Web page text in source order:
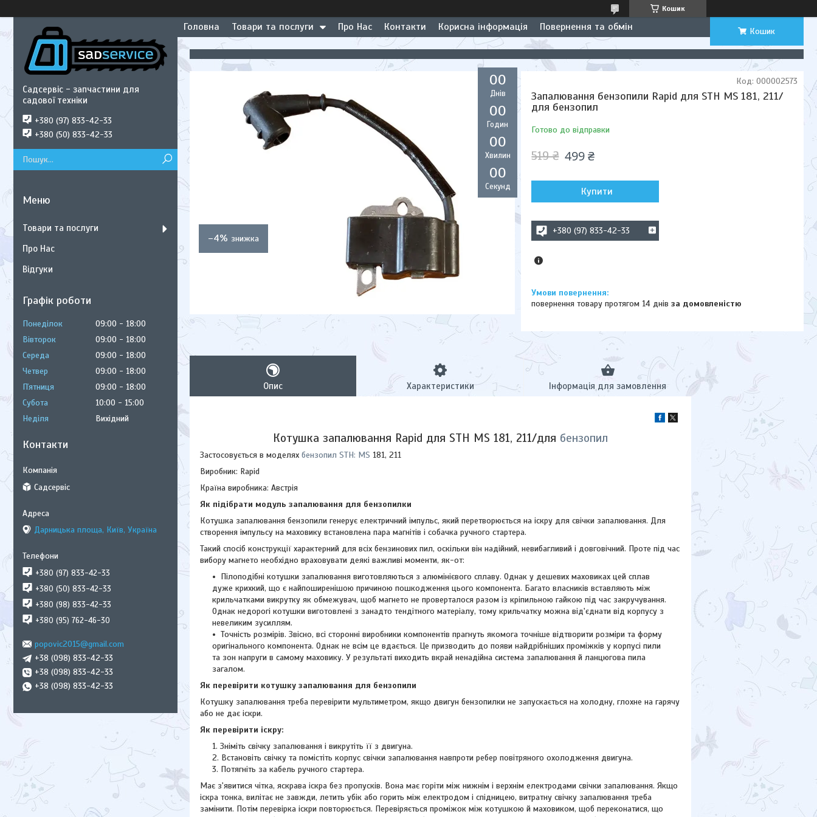
Кошик
Головна Товари та послуги Про Нас Контакти Корисна інформація Повернення та обмін Кошик
00
Днів
00
Годин
00
Хвилин
00
Секунд
–4%
Запалювання бензопили Rapid для STH MS 181, 211/
для бензопил
Готово до відправки
Код: 000002573
519 ₴ 499 ₴
Купити
+380 (97) 833-42-33
повернення товару протягом 14 днівза домовленістю
Опис Характеристики Інформація для замовлення
Котушка запалювання Rapid для STH MS 181, 211/для бензопил
Застосовується в моделях бензопил STH: MS 181, 211
Виробник: Rapid
Країна виробника: Австрія
Як підібрати модуль запалювання для бензопилки
Котушка запалювання бензопили генерує електричний імпульс, який перетворюється на іскру для свічки запалювання. Для
створення імпульсу на маховику встановлена пара магнітів і собачка ручного стартера.
Такий спосіб конструкції характерний для всіх бензинових пил, оскільки він надійний, невибагливий і довговічний. Проте під час
вибору магнето необхідно враховувати деякі важливі моменти, як-от:
Пілоподібні котушки запалювання виготовляються з алюмінієвого сплаву. Однак у дешевих маховиках цей сплав
дуже крихкий, що є найпоширенішою причиною пошкодження цього компонента. Багато власників вставляють між
крильчатками викрутку як обмежувач, щоб магнето не проверталося разом із кріпильною гайкою під час закручування.
Однак недорогі котушки виготовлені з занадто тендітного матеріалу, тому крильчатку можна від'єднати від корпусу з
невеликим зусиллям.
Точність розмірів. Звісно, всі сторонні виробники компонентів прагнуть якомога точніше відтворити розміри та форму
оригінального компонента. Однак не всім це вдається. Це призводить до появи найдрібніших проміжків у корпусі пили
та зон напруги в самому маховику. У результаті виходить вкрай ненадійна система запалювання й ланцюгова пила
загалом.
Як перевірити котушку запалювання для бензопили
Котушку запалювання треба перевірити мультиметром, якщо двигун бензопилки не запускається на холодну, глохне на гарячу
або не дає іскри.
Як перевірити іскру:
Зніміть свічку запалювання і викрутіть її з двигуна.
Встановіть свічку та помістіть корпус свічки запалювання навпроти ребер повітряного охолодження двигуна.
Потягніть за кабель ручного стартера.
Має з'явитися чітка, яскрава іскра без пропусків. Вона має горіти між нижнім і верхнім електродами свічки запалювання. Якщо
іскра тонка, вилітає не завжди, летить убік або горить між електродом і спідницею, витратну свічку запалювання треба
замінити. Потім перевірка іскри повторюється. Перевіряється проміжок між котушкою й маховиком, щоб переконатися, що
Садсервіс - запчастини для
садової техніки
+380 (97) 833-42-33
+380 (50) 833-42-33
Товари та послуги
Про Нас
Відгуки
Графік роботи
Понеділок 09:00
18:00
Вівторок
09:00
18:00
Середа
09:00
18:00
Четвер
09:00
18:00
Пʼятниця
09:00
18:00
Субота
10:00
15:00
Неділя
Вихідний
Контакти
Садсервіс
Дарницька площа, Київ, Україна
+380 (97) 833-42-33
+380 (50) 833-42-33
+380 (98) 833-42-33
+380 (95) 762-46-30
popovic2015@gmail.com
+38 (098) 833-42-33
+38 (098) 833-42-33
+38 (098) 833-42-33